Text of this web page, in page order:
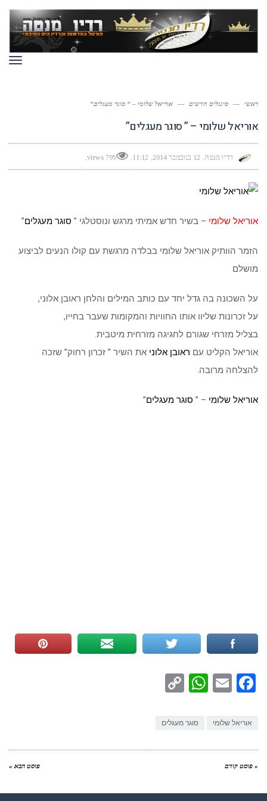
ראשי — סינגלים חדשים — אוריאל שלומי – ” סוגר מעגלים”
אוריאל שלומי – ” סוגר מעגלים”
רדיו מנטה 12 בנובמבר 2014 11:12
795 views
אוריאל שלומי – בשיר חדש אמיתי מרגש ונוסטלגי ” סוגר מעגלים”
הזמר הוותיק אוריאל שלומי בבלדה מרגשת עם קולו הנעים לביצוע
מושלם
על השכונה בה גדל יחד עם כותב המילים והלחן ראובן אלוני,
על זכרונות שליוו אותו החוויות והמקומות שעבר בחייו,
בצליל מזרחי שגורם לחגיגה מזרחית מיטבית.
אוריאל הקליט עם ראובן אלוני את השיר ” זכרון רחוק” שזכה
להצלחה מרובה.
אוריאל שלומי – ” סוגר מעגלים”
Facebook
Email
WhatsApp
אוריאל שלומי סוגר מעגלים
« פוסט קודם פוסט הבא »